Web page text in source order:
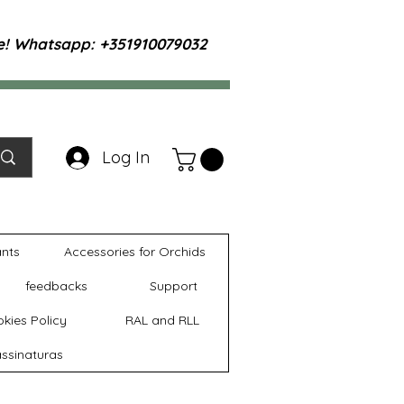
Whatsapp: +351910079032
Log In
Accessories for Orchids
feedbacks Support
Policy RAL and RLL